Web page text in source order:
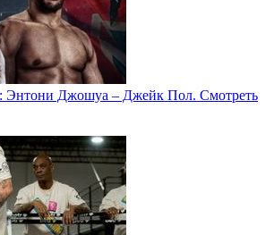
Энтони Джошуа – Джейк Пол. Смотреть